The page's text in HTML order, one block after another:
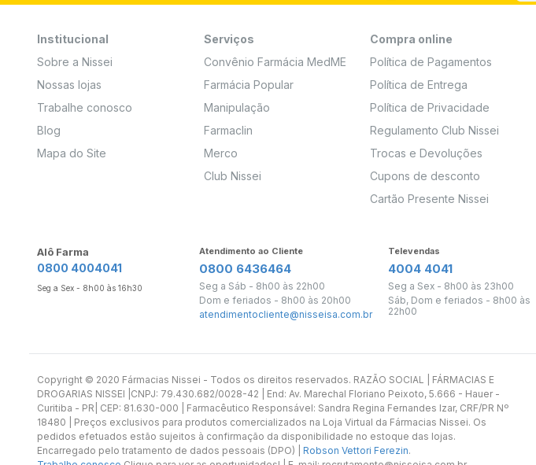
Institucional
Sobre a Nissei
Nossas lojas
Trabalhe conosco
Blog
Mapa do Site
Serviços
Convênio Farmácia MedME
Farmácia Popular
Manipulação
Farmaclin
Merco
Club Nissei
Compra online
Política de Pagamentos
Política de Entrega
Política de Privacidade
Regulamento Club Nissei
Trocas e Devoluções
Cupons de desconto
Cartão Presente Nissei
Alô Farma
0800 4004041
Seg a Sex - 8h00 às 16h30
Atendimento ao Cliente
0800 6436464
Seg a Sáb - 8h00 às 22h00
Dom e feriados - 8h00 às 20h00
atendimentocliente@nisseisa.com.br
Televendas
4004 4041
Seg a Sex - 8h00 às 23h00
Sáb, Dom e feriados - 8h00 às
22h00
Copyright ©️ 2020 Fármacias Nissei - Todos os direitos reservados. RAZÃO SOCIAL | FÁRMACIAS E
DROGARIAS NISSEI |CNPJ: 79.430.682/0028-42 | End: Av. Marechal Floriano Peixoto, 5.666 - Hauer -
Curitiba - PR| CEP: 81.630-000 | Farmacêutico Responsável: Sandra Regina Fernandes Izar, CRF/PR Nº
18480 | Preços exclusivos para produtos comercializados na Loja Virtual da Fármacias Nissei. Os
pedidos efetuados estão sujeitos à confirmação da disponibilidade no estoque das lojas.
Encarregado pelo tratamento de dados pessoais (DPO) | Robson Vettori Ferezin.